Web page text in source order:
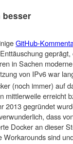
besser
GitHub-
in Sachen
von IPv6 war
(noch immer) auf
mittlerweile erreicht
2013 gegründet
dass
Docker an dieser
sind